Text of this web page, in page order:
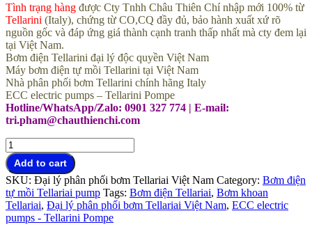
Tình trạng hàng được Cty Tnhh Châu Thiên Chí nhập mới 100% từ
Tellarini (Italy), chứng từ CO,CQ đầy đủ, bảo hành xuất xứ rõ
nguồn gốc và đáp ứng giá thành cạnh tranh thấp nhất mà cty đem lại
tại Việt Nam.
Bơm điện Tellarini đại lý độc quyền Việt Nam
Máy bơm điện tự mồi Tellarini tại Việt Nam
Nhà phân phối bơm Tellarini chính hãng Italy
ECC electric pumps – Tellarini Pompe
Hotline/WhatsApp/Zalo: 0901 327 774 | E-mail:
tri.pham@chauthienchi.com
Bơm
điện
Tellarini
made
in
Italy
đại
Add to cart
SKU: Đại lý phân phối bơm Tellariai Việt Nam Category: Bơm điện
tự mồi Tellariai pump Tags: Bơm điện Tellariai, Bơm khoan
Tellariai, Đại lý phân phối bơm Tellariai Việt Nam, ECC electric
pumps - Tellarini Pompe